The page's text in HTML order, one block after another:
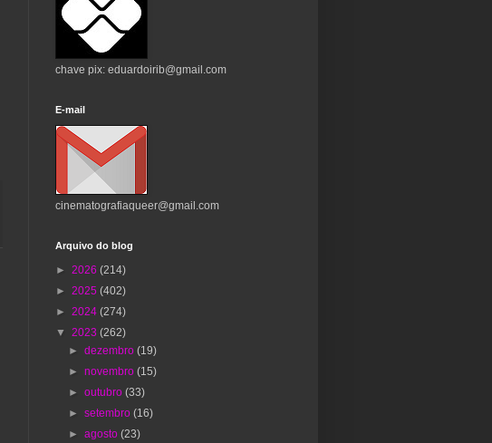
chave pix: eduardoirib@gmail.com
E-mail
cinematografiaqueer@gmail.com
Arquivo do blog
► 2026 (214)
► 2025 (402)
► 2024 (274)
▼ 2023 (262)
►dezembro(19)
►novembro(15)
►outubro(33)
►setembro(16)
►agosto(23)